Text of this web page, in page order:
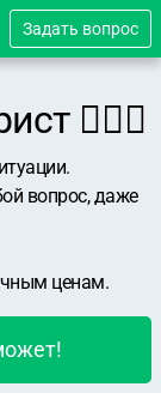
Задать вопрос
👨🏻‍⚖️
вопрос, даже
ценам.